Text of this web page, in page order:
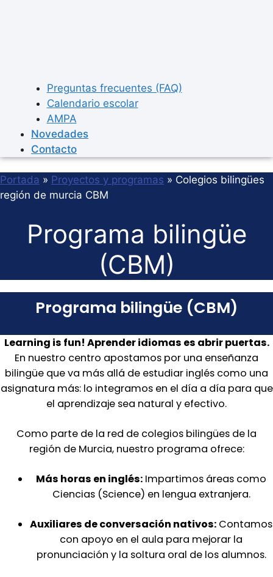
Preguntas frecuentes (FAQ)
Calendario escolar
AMPA
Novedades
Contacto
Portada » Proyectos y programas » Colegios bilingües
región de murcia CBM
Programa bilingüe
(CBM)
Programa bilingüe (CBM)
Learning is fun! Aprender idiomas es abrir puertas.
En nuestro centro apostamos por una enseñanza
bilingüe que va más allá de estudiar inglés como una
asignatura más: lo integramos en el día a día para que
el aprendizaje sea natural y efectivo.
Como parte de la red de colegios bilingües de la
región de Murcia, nuestro programa ofrece:
Más horas en inglés: Impartimos áreas como
Ciencias (Science) en lengua extranjera.
Auxiliares de conversación nativos: Contamos
con apoyo en el aula para mejorar la
pronunciación y la soltura oral de los alumnos.